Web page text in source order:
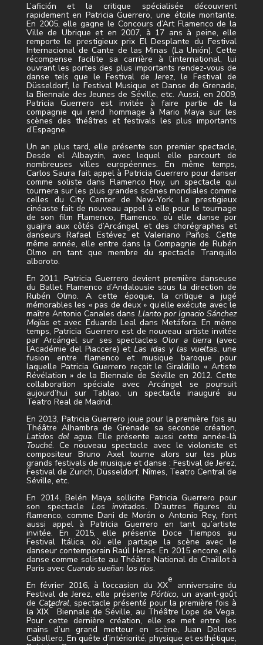
L’afición et la critique spécialisée découvrent
rapidement en Patricia Guerrero, une étoile montante.
En 2005, elle gagne le Concours d’Art Flamenco de la
Ville de Ubrique et en 2007, à 17 ans à peine, elle
remporte le prestigieux prix El Desplante du Festival
Internacional de Cante de las Minas (La Unión). Cette
récompense facilite sa carrière à l’international, lui
ouvrant les portes des plus importants rendez-vous de
danse tels que le Festival de Jerez, le Festival de
Düsseldorf, le Festival Musique et Danse de Grenade,
la Biennale des Jeunes de Séville, etc. Aussi, en 2009,
Patricia Guerrero est invitée à faire partie de la
compagnie qui rend hommage à Mario Maya sur les
scènes des théâtres et festivals les plus importants
d’Espagne.
Un an plus tard, elle présente son premier spectacle,
Desde el Albayzín, avec lequel elle parcourt de
nombreuses villes européennes. En même temps,
Carlos Saura fait appel à Patricia Guerrero pour danser
comme soliste dans Flamenco Hoy, un spectacle qui
tournera sur les plus grandes scènes mondiales comme
celles du City Center de New-York. Le prestigieux
cinéaste fait de nouveau appel à elle pour le tournage
de son film Flamenco, Flamenco, où elle danse por
guajira aux côtés d’Arcángel, et des chorégraphes et
danseurs Rafael Estévez et Valeriano Paños. Cette
même année, elle entre dans la Compagnie de Rubén
Olmo en tant que membre du spectacle Tranquilo
alboroto.
En 2011, Patricia Guerrero devient première danseuse
du Ballet Flamenco d’Andalousie sous la direction de
Rubén Olmo. A cette époque, la critique a jugé
mémorables les « pas de deux » qu’elle exécute avec le
maître Antonio Canales dans Llanto por Ignacio Sánchez
Mejíaset avec Eduardo Leal dans Metáfora. En même
temps, Patricia Guerrero est de nouveau artiste invitée
par Arcángel sur ses spectacles Olor a tierra(avec
l’Académie del Piaccere) etLas idas y las vueltas, une
fusion entre flamenco et musique baroque pour
laquelle Patricia Guerrero reçoit le Giraldillo « Artiste
Révélation » de la Biennale de Séville en 2012. Cette
collaboration spéciale avec Arcángel se poursuit
aujourd’hui sur Tablao, un spectacle inauguré au
Teatro Real de Madrid.
En 2013, Patricia Guerrero joue pour la première fois au
Théâtre Alhambra de Grenade sa seconde création,
Latidos del agua. Elle présente aussi cette année-là
Touché. Ce nouveau spectacle avec le violoniste et
compositeur Bruno Axel tourne alors sur les plus
grands festivals de musique et danse : Festival de Jerez,
Festival de Zurich, Düsseldorf, Nîmes, Teatro Central de
Séville, etc.
En 2014, Belén Maya sollicite Patricia Guerrero pour
son spectacle Los invitados. D’autres figures du
flamenco, comme Dani de Morón o Antonio Rey, font
aussi appel à Patricia Guerrero en tant qu’artiste
invitée. En 2015, elle présente Doce Tiempos au
Festival Itálica, où elle partage la scène avec le
danseur contemporain Raúl Heras. En 2015 encore, elle
danse comme soliste au Théâtre National de Chaillot à
Paris avec Cuando sueñan los ríos.
En février 2016, à l’occasion du XX
e
anniversaire du
Festival de Jerez, elle présente Pórtico, un avant-goût
de Catedral, spectacle présenté pour la première fois à
la XIX
e
Biennale de Séville, au Théâtre Lope de Vega.
Pour cette dernière création, elle se met entre les
mains d’un grand metteur en scène, Juan Dolores
Caballero. En quête d’intériorité, physique et esthétique,